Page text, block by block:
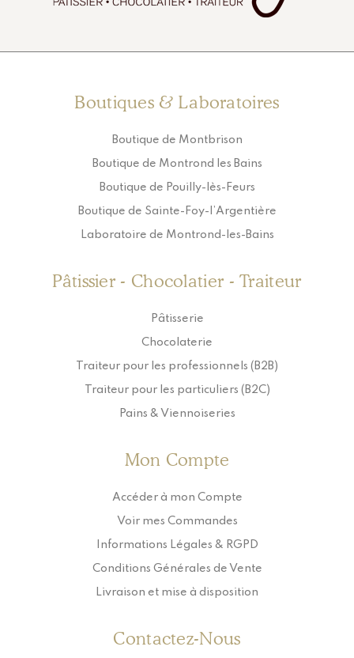
Boutiques & Laboratoires
Boutique de Montbrison
Boutique de Montrond les Bains
Boutique de Pouilly-lès-Feurs
Boutique de Sainte-Foy-l’Argentière
Laboratoire de Montrond-les-Bains
Pâtissier - Chocolatier - Traiteur
Pâtisserie
Chocolaterie
Traiteur pour les professionnels (B2B)
Traiteur pour les particuliers (B2C)
Pains & Viennoiseries
Mon Compte
Accéder à mon Compte
Voir mes Commandes
Informations Légales & RGPD
Conditions Générales de Vente
Livraison et mise à disposition
Contactez-Nous